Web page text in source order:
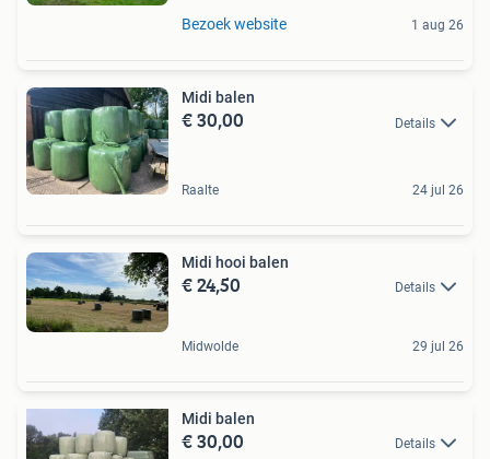
Bezoek website 1 aug 26
Midi balen
€ 30,00 Details
Raalte 24 jul 26
Midi hooi balen
€ 24,50 Details
Midwolde 29 jul 26
Midi balen
€ 30,00 Details